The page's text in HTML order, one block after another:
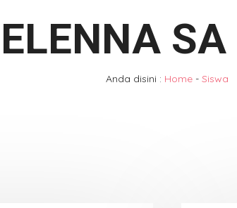
ELENNA
Anda disini : Home - Siswa